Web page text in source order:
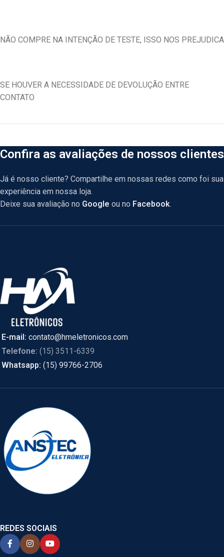
NÃO COMPRE NA INTENÇÃO DE TESTE, ISSO NOS PREJUDICA
SE HOUVER A NECESSIDADE DE DEVOLUÇÃO ENTRE
CONTATO
Confira as avaliações de nossos clientes
Já é nosso cliente? Compartilhe em nossas redes como foi sua
experiência em nossa loja.
Deixe sua avaliação no Google ou no Facebook.
E-mail: contato@hmeletronicos.com
Telefone: (15) 3511-6339
Whatsapp: (15) 99766-2706
REDES SOCIAIS